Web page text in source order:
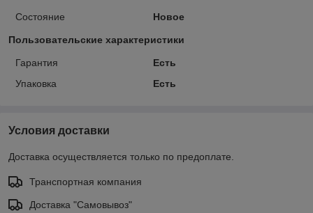
Состояние Новое
Пользовательские характеристики
Гарантия
Есть
Упаковка
Есть
Условия доставки
Доставка осуществляется только по предоплате.
Транспортная компания
Доставка "Самовывоз"